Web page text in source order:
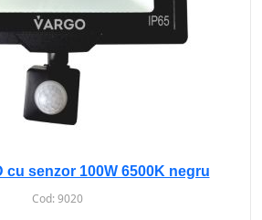
cu senzor 100W 6500K negru
Cod:9020